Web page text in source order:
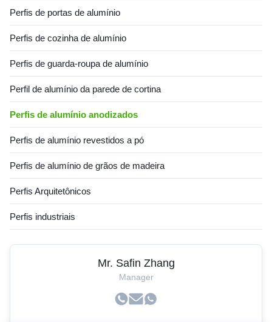
Perfis de portas de alumínio
Perfis de cozinha de alumínio
Perfis de guarda-roupa de alumínio
Perfil de alumínio da parede de cortina
Perfis de alumínio anodizados
Perfis de alumínio revestidos a pó
Perfis de alumínio de grãos de madeira
Perfis Arquitetônicos
Perfis industriais
Mr. Safin Zhang
Manager